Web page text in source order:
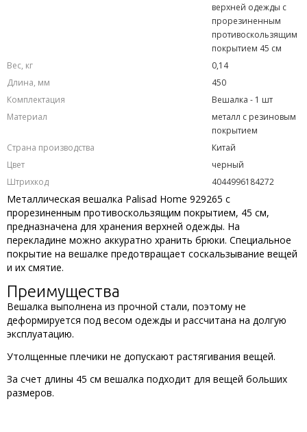
верхней одежды с
прорезиненным
противоскользящим
покрытием 45 см
Вес, кг
0,14
Длина, мм
450
Комплектация
Вешалка - 1 шт
Материал
металл с резиновым
покрытием
Страна производства
Китай
Цвет
черный
Штрихкод
4044996184272
Металлическая вешалка Palisad Home 929265 с
прорезиненным противоскользящим покрытием, 45 см,
предназначена для хранения верхней одежды. На
перекладине можно аккуратно хранить брюки. Специальное
покрытие на вешалке предотвращает соскальзывание вещей
и их смятие.
Преимущества
Вешалка выполнена из прочной стали, поэтому не
деформируется под весом одежды и рассчитана на долгую
эксплуатацию.
Утолщенные плечики не допускают растягивания вещей.
За счет длины 45 см вешалка подходит для вещей больших
размеров.